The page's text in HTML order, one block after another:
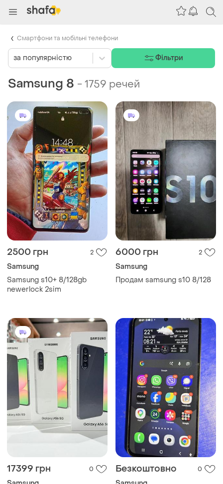
Samsung 8 -1759 речей
2500 грн 2
Samsung
Samsung s10+ 8/128gb
newerlock 2sim
6000 грн 2
Samsung
Продам samsung s10 8/128
17399 грн 0 Безкоштовно 0
за популярністю Фільтри
Смартфони та мобільні телефони